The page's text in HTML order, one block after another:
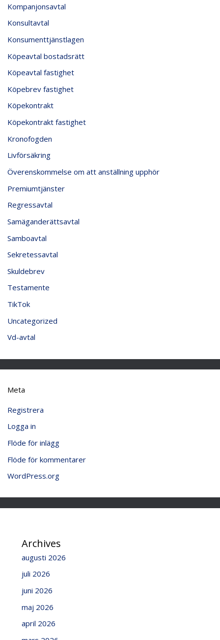
Kompanjonsavtal
Konsultavtal
Konsumenttjänstlagen
Köpeavtal bostadsrätt
Köpeavtal fastighet
Köpebrev fastighet
Köpekontrakt
Köpekontrakt fastighet
Kronofogden
Livförsäkring
Överenskommelse om att anställning upphör
Premiumtjänster
Regressavtal
Samäganderättsavtal
Samboavtal
Sekretessavtal
Skuldebrev
Testamente
TikTok
Uncategorized
Vd-avtal
Meta
Registrera
Logga in
Flöde för inlägg
Flöde för kommentarer
WordPress.org
Archives
augusti 2026
juli 2026
juni 2026
maj 2026
april 2026